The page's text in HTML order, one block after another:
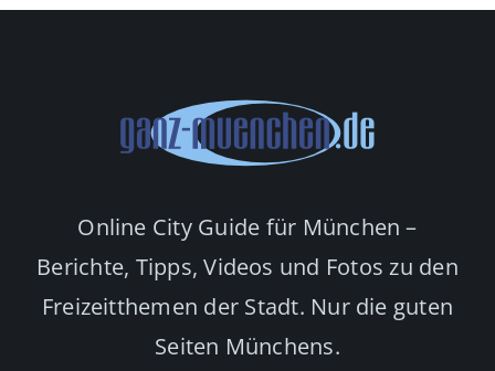
Online City Guide für München –
Berichte, Tipps, Videos und Fotos zu den
Freizeitthemen der Stadt. Nur die guten
Seiten Münchens.